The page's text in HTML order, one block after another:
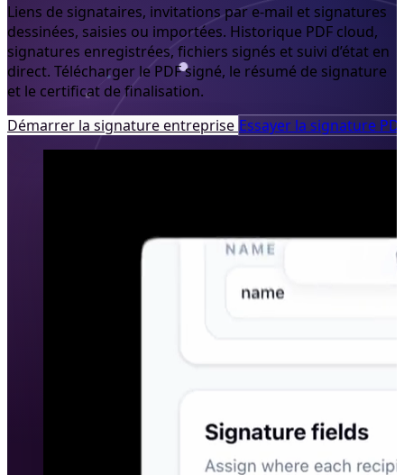
Liens de signataires, invitations par e-mail et signatures
dessinées, saisies ou importées. Historique PDF cloud,
signatures enregistrées, fichiers signés et suivi d’état en
direct. Télécharger le PDF signé, le résumé de signature
et le certificat de finalisation.
Démarrer la signature entreprise Essayer la signature